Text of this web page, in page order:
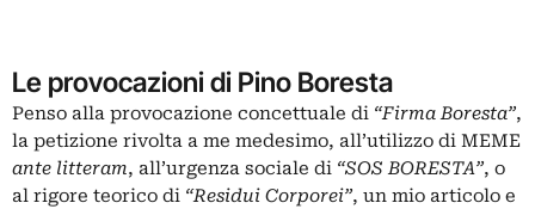
Le provocazioni di Pino Boresta
Penso alla provocazione concettuale di “Firma Boresta”,
la petizione rivolta a me medesimo, all’utilizzo di MEME
ante litteram, all’urgenza sociale di “SOS BORESTA”, o
al rigore teorico di “Residui Corporei”, un mio articolo e